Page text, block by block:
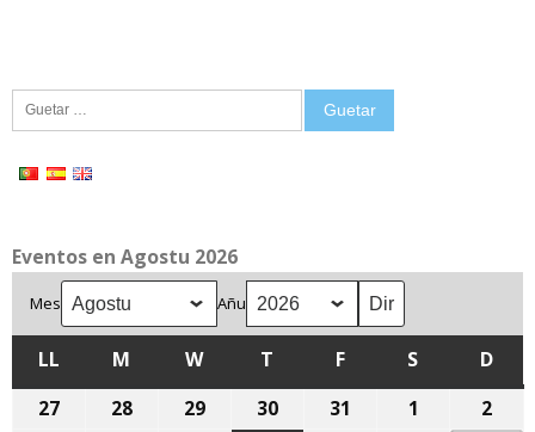
Guetar:
Eventos en Agostu 2026
Mes Añu
LL LLUNES
M MARTES
WMIÉRCOLES
T XUEVESFVIENRES
S SÁBADU
D
27
28 29 30 31 1 2